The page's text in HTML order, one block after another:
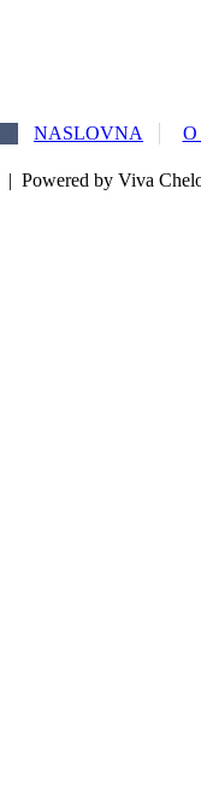
NASLOVNA
| Powered by Viva